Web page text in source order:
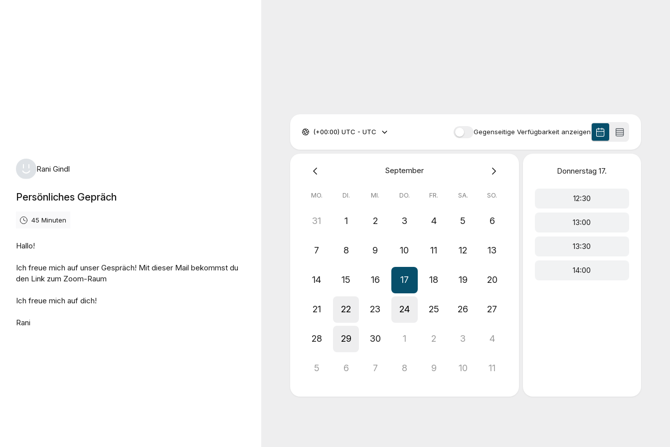
Rani Gindl
Persönliches Gepräch
45 Minuten
Hallo!
Ich freue mich auf unser Gespräch! Mit dieser Mail bekommst du
den Link zum Zoom-Raum
Ich freue mich auf dich!
Rani
Gegenseitige Verfügbarkeit anzeigen
(+00:00) UTC - UTC
September
MO. DI. MI. DO. FR. SA. SO.
31 1 2 3 4 5 6
7 8 9 10 11 12 13
14 15 16 17 18 19 20
21 22 23 24 25 26 27
28 29 30 1 2 3 4
5 6 7 8 9 10 11
Donnerstag 17.
12:30
13:00
13:30
14:00